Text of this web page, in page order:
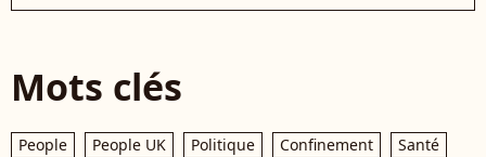
Mots clés
People People UK Politique Confinement
Santé